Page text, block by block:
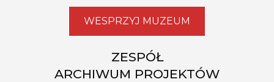
WESPRZYJ MUZEUM
ZESPÓŁ
ARCHIWUM PROJEKTÓW